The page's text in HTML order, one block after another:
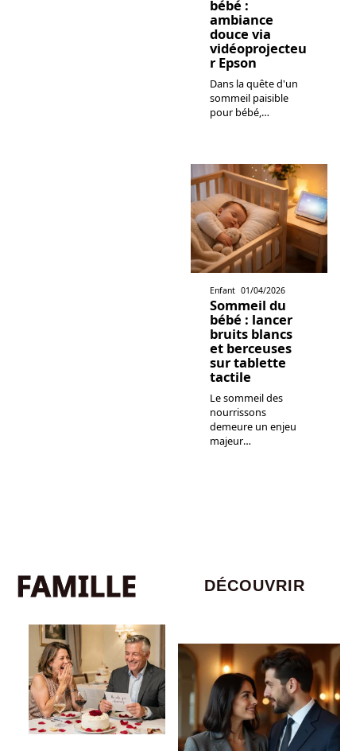
bébé :
ambiance
douce via
vidéoprojecteu
r Epson
Dans la quête d'un
sommeil paisible
pour bébé,…
Enfant 01/04/2026
Sommeil du
bébé : lancer
bruits blancs
et berceuses
sur tablette
tactile
Le sommeil des
nourrissons
demeure un enjeu
majeur…
FAMILLE DÉCOUVRIR